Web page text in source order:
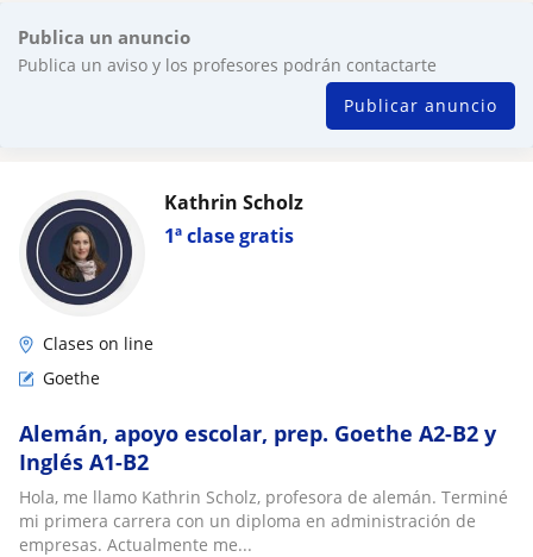
Publica un anuncio
Publica un aviso y los profesores podrán contactarte
Publicar anuncio
1ª clase gratis
Kathrin Scholz
Clases on line
Goethe
Alemán, apoyo escolar, prep. Goethe A2-B2 y
Inglés A1-B2
Hola, me llamo Kathrin Scholz, profesora de alemán. Terminé
mi primera carrera con un diploma en administración de
empresas. Actualmente me...